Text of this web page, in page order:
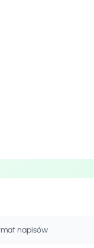
napisów